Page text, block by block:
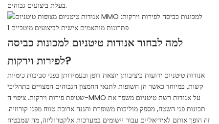
בעלת ביצועים גבוהים.
למה לבחור אנודות טיטניום למכונות כביסה
לפירות וירקות?
אנודות טיטניום ידועות ביציבותן יוצאת דופן ובעמידותן בפני סביבות כימיות
קשות, במיוחד כאשר הן חשופות לתנאי החמצון הגבוהים המצויים בתהליכי
שטיפת פירות וירקות. ציפוי ה-MMO על אנודות רשת טיטניום משפר את
תכונות פני השטח, מספק מוליכות משופרת והגנה ארוכת טווח מפני קורוזיה.
זה הופך אותם לאידיאליים עבור יישומים במערכות אלקטרוליזה, מה שמבטיח